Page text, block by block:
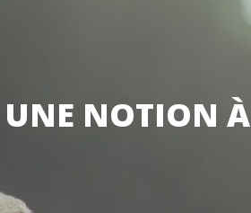
UNE NOTION À